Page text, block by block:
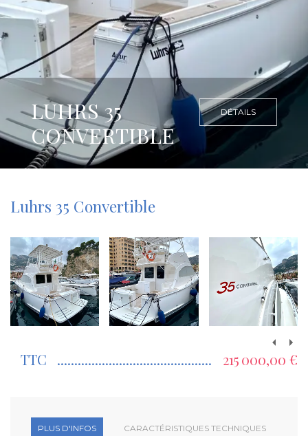
LUHRS 35
CONVERTIBLE
DÉTAILS
Luhrs 35 Convertible
TTC 215 000,00 €
PLUS D'INFOS CARACTÉRISTIQUES TECHNIQUES